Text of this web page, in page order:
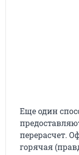
Еще один
перерасчет.
горячая